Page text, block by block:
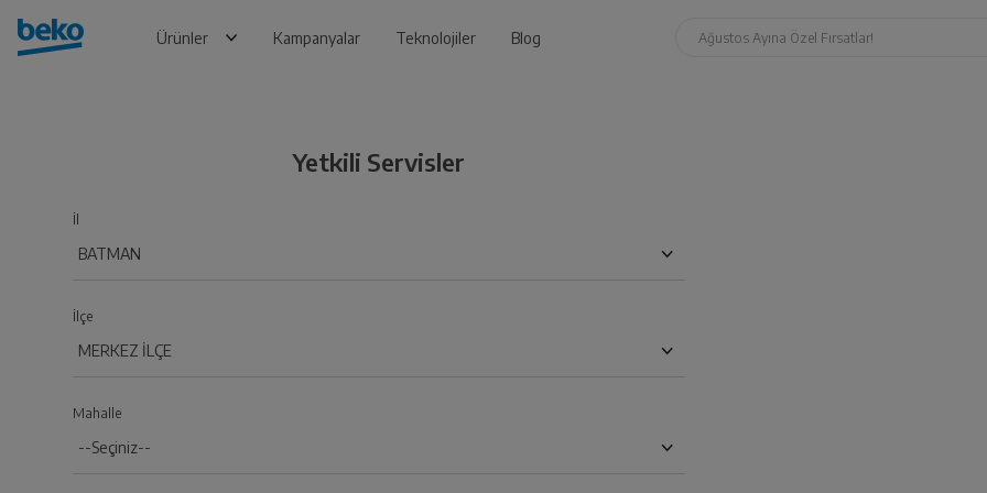
Ürünler Kampanyalar Teknolojiler Blog Ağustos Ayına Özel Fırsatlar!
Yetkili Servisler
İl
İlçe
Mahalle